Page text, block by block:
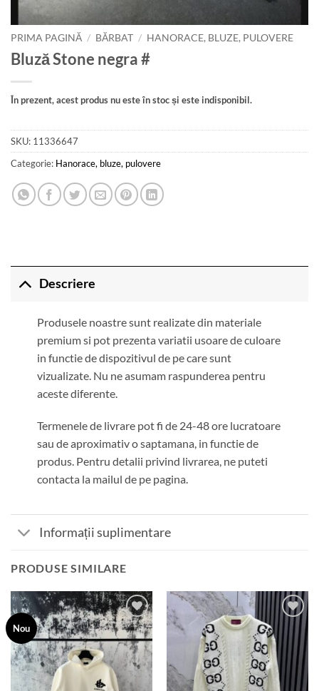
PRIMA PAGINĂ / BĂRBAT / HANORACE, BLUZE, PULOVERE
Bluză Stone negra #
În prezent, acest produs nu este în stoc și este indisponibil.
SKU: 11336647
Categorie: Hanorace, bluze, pulovere
Descriere
Produsele noastre sunt realizate din materiale
premium si pot prezenta variatii usoare de culoare
in functie de dispozitivul de pe care sunt
vizualizate. Nu ne asumam raspunderea pentru
aceste diferente.
Termenele de livrare pot fi de 24-48 ore lucratoare
sau de aproximativ o saptamana, in functie de
produs. Pentru detalii privind livrarea, ne puteti
contacta la mailul de pe pagina.
Informații suplimentare
PRODUSE SIMILARE
Nou
Add to
wishlist
Add to
wishlist